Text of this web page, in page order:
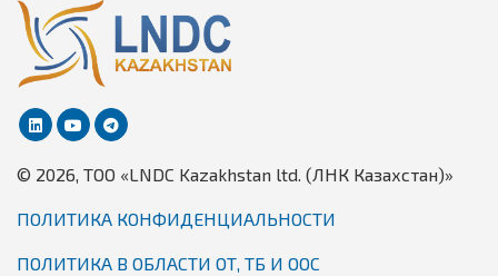
Республика Казахстан, ВКО, г. Усть-
Каменогорск
Республика Казахстан, г. Кокшетау
Республика Казахстан, г. Шахтинск
Республика Казахстан, г. Аксу
© 2026, TОО «LNDC Kazakhstan ltd. (ЛНК Казахстан)»
ПОЛИТИКА КОНФИДЕНЦИАЛЬНОСТИ
ПОЛИТИКА В ОБЛАСТИ ОТ, ТБ И ООС